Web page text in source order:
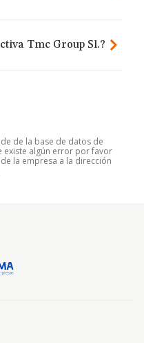
Tmc Group Sl.?
de la base de datos de
existe algún error por favor
la empresa a la dirección